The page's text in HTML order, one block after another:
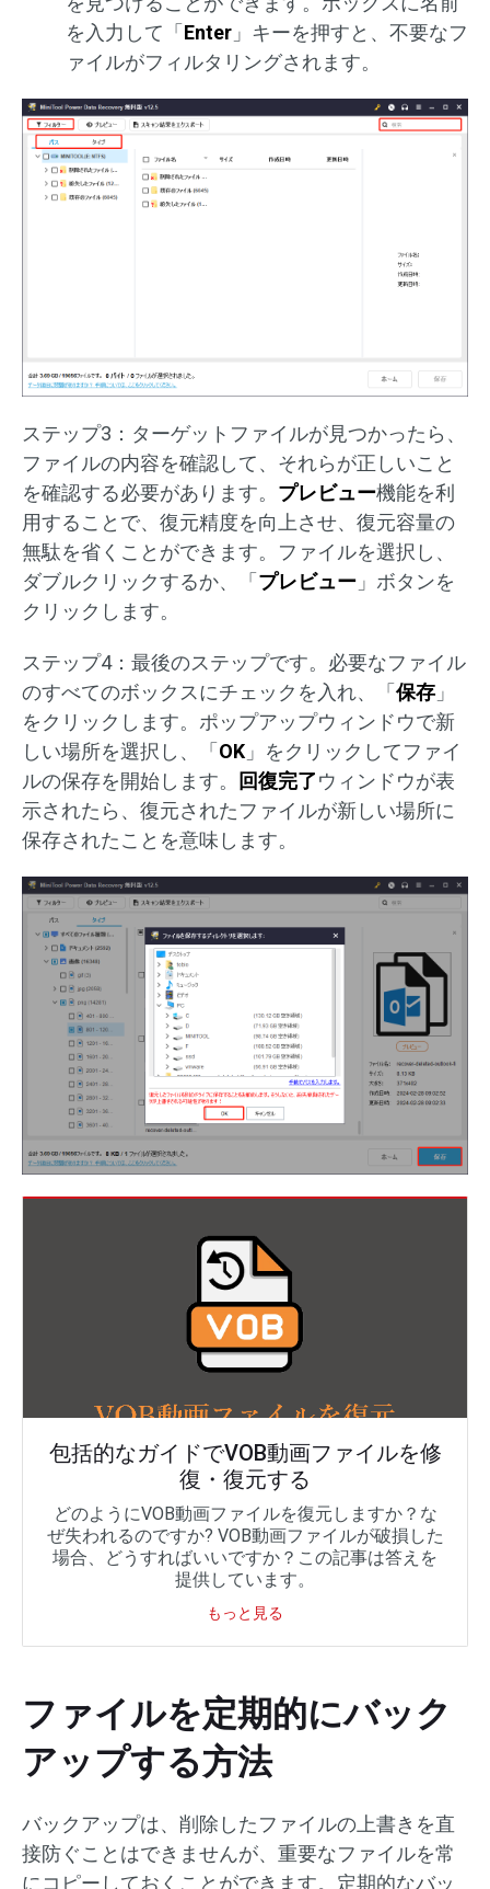
を入力して「Enter 」キーを押すと、不要なフ
ァイルがフィルタリングされます。
ステップ3：ターゲットファイルが見つかったら、
ファイルの内容を確認して、それらが正しいこと
を確認する必要があります。 プレビュー機能を利
用することで、復元精度を向上させ、復元容量の
無駄を省くことができます。ファイルを選択し、
ダブルクリックするか、「プレビュー 」ボタンを
クリックします。
ステップ4：最後のステップです。必要なファイル
のすべてのボックスにチェックを入れ、「保存 」
をクリックします。ポップアップウィンドウで新
しい場所を選択し、「OK 」をクリックしてファイ
ルの保存を開始します。 回復完了ウィンドウが表
示されたら、復元されたファイルが新しい場所に
保存されたことを意味します。
包括的なガイドでVOB動画ファイルを修
復・復元する
どのようにVOB動画ファイルを復元しますか？な
ぜ失われるのですか? VOB動画ファイルが破損した
場合、どうすればいいですか？この記事は答えを
提供しています。
もっと見る
ファイルを定期的にバック
アップする方法
バックアップは、削除したファイルの上書きを直
接防ぐことはできませんが、重要なファイルを常
にコピーしておくことができます。定期的なバッ